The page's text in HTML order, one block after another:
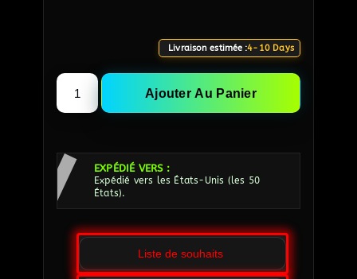
Livraison estimée :4-10 Days
Ajouter Au Panier
EXPÉDIÉ VERS :
Expédié vers les États-Unis (les 50
États).
Liste de souhaits